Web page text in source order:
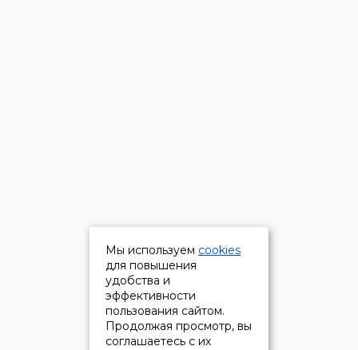
Мы используем cookies
для повышения
удобства и
эффективности
пользования сайтом.
Продолжая просмотр, вы
соглашаетесь с их